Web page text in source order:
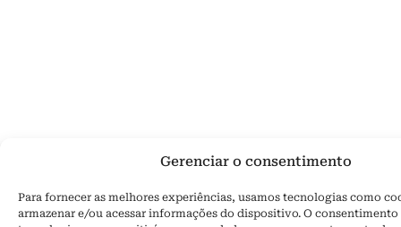
Gerenciar o consentimento
Para fornecer as melhores experiências, usamos tecnologias como
armazenar e/ou acessar informações do dispositivo. O consentimento